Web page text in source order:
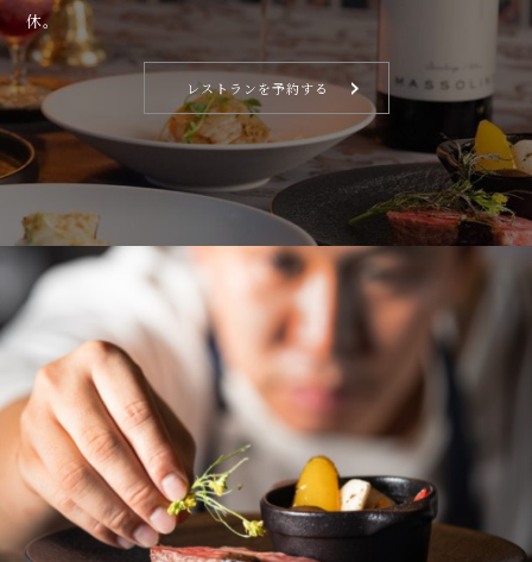
休。
レストランを予約する